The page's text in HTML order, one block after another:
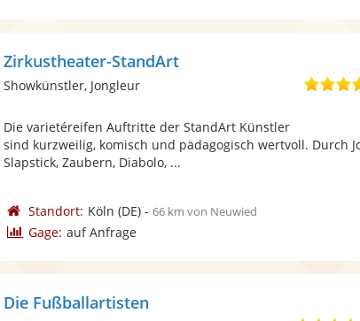
Zirkustheater-StandArt
Showkünstler, Jongleur
Die varietéreifen Auftritte der StandArt Künstler
sind kurzweilig, komisch und pädagogisch wertvoll. Durch
Slapstick, Zaubern, Diabolo, ...
Standort: Köln (DE)- 66 km von Neuwied
Gage: auf Anfrage
Die Fußballartisten